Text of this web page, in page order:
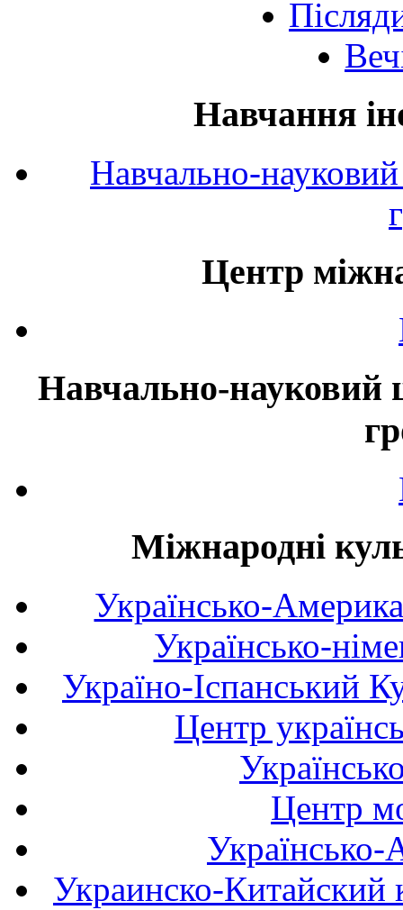
Навчання
Навчально-
Центр
Навчально-науковий
Міжнародні
Українсько-
Українсько-
Україно-Іспанський
Центр
Центр
Українсько-
Украинско-Китайский